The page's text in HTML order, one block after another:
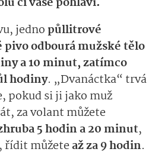
jednopůllitrové
odbourá mužské tělo
a 10 minut, zatímco
hodiny. „Dvanáctka“ trvá
pokud si ji jako muž
za volant můžete
5 hodin a 20 minut,
řídit můžeteaž za 9 hodin.